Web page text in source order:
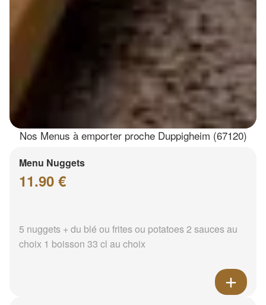
Nos Menus à emporter proche Duppigheim (67120)
Menu Nuggets
11.90 €
5 nuggets + du blé ou frites ou potatoes 2 sauces au
choix 1 boisson 33 cl au choix